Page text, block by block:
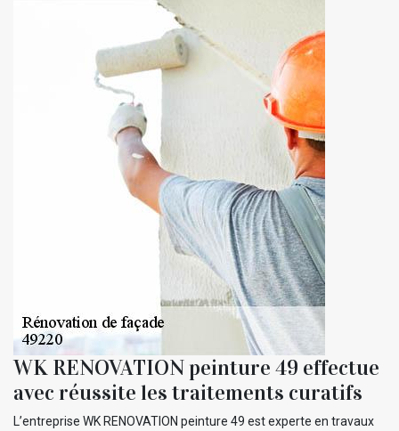
WK RENOVATION peinture 49 effectue
avec réussite les traitements curatifs
L’entreprise WK RENOVATION peinture 49 est experte en travaux